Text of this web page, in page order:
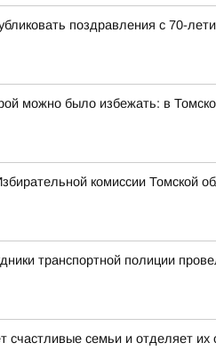
поздравления с 70-
можно было избежать: в
комиссии Томской
транспортной полиции
счастливые семьи и отделяет их